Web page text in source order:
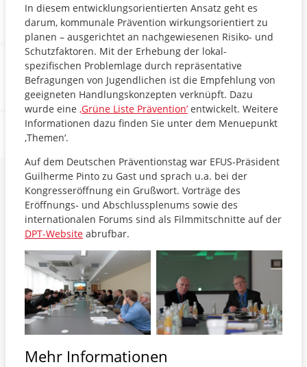
In diesem entwicklungsorientierten Ansatz geht es
darum, kommunale Prävention wirkungsorientiert zu
planen – ausgerichtet an nachgewiesenen Risiko- und
Schutzfaktoren. Mit der Erhebung der lokal-
spezifischen Problemlage durch repräsentative
Befragungen von Jugendlichen ist die Empfehlung von
geeigneten Handlungskonzepten verknüpft. Dazu
wurde eine ‚Grüne Liste Prävention’ entwickelt. Weitere
Informationen dazu finden Sie unter dem Menuepunkt
‚Themen‘.
Auf dem Deutschen Präventionstag war EFUS-Präsident
Guilherme Pinto zu Gast und sprach u.a. bei der
Kongresseröffnung ein Grußwort. Vorträge des
Eröffnungs- und Abschlussplenums sowie des
internationalen Forums sind als Filmmitschnitte auf der
DPT-Website abrufbar.
Mehr Informationen